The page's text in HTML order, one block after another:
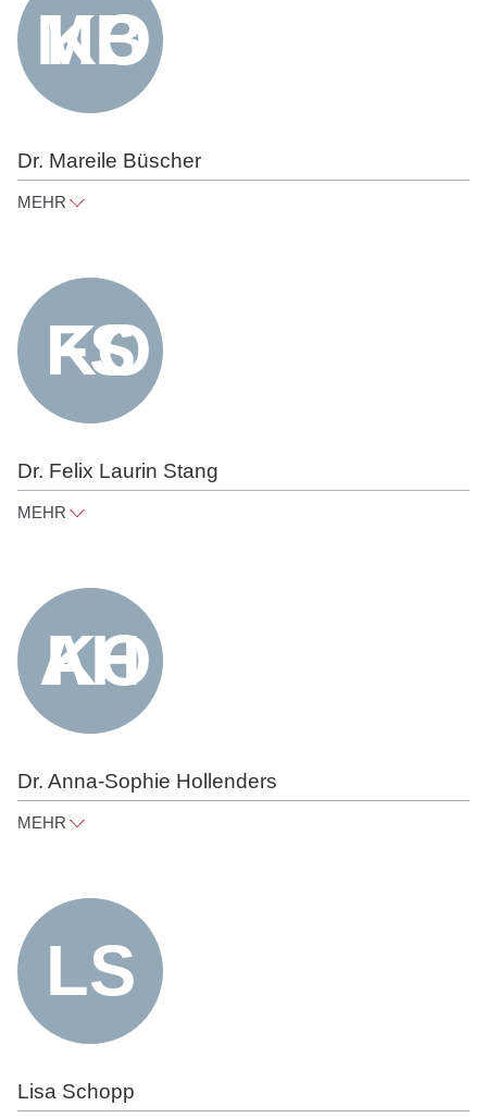
Dr. Mareile Büscher
MEHR
Tel +49 30 818 550 347
Dr. Felix Laurin Stang
MEHR
Tel +49 30 818 550 393
Dr. Anna-Sophie Hollenders
MEHR
Tel +49 30 818 550 353
Lisa Schopp